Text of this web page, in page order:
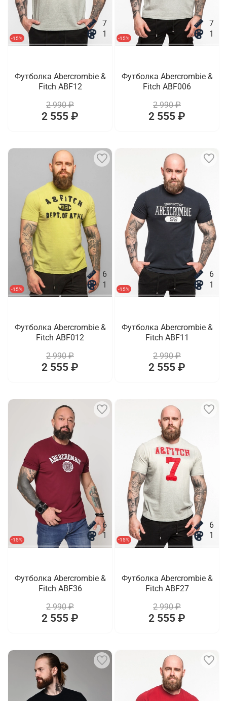
-15%
7
1
Футболка Abercrombie &
Fitch ABF12
2 990 ₽
2 555 ₽
-15%
7
1
Футболка Abercrombie &
Fitch ABF006
2 990 ₽
2 555 ₽
-15%
6
1
Футболка Abercrombie &
Fitch ABF012
2 990 ₽
2 555 ₽
-15%
6
1
Футболка Abercrombie &
Fitch ABF11
2 990 ₽
2 555 ₽
-15%
6
1
Футболка Abercrombie &
Fitch ABF36
2 990 ₽
2 555 ₽
-15%
6
1
Футболка Abercrombie &
Fitch ABF27
2 990 ₽
2 555 ₽